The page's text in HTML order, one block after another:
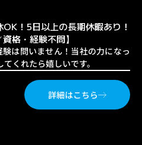
！5日以上の長期休暇あり！
格・経験不問】
は問いません！当社の力になっ
くれたら嬉しいです。
詳細はこちら